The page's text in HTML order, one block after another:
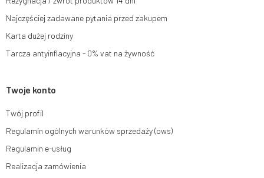
Najczęściej zadawane pytania przed zakupem
Karta dużej rodziny
Tarcza antyinflacyjna - 0% vat na żywność
Twoje konto
Twój profil
Regulamin ogólnych warunków sprzedaży (ows)
Regulamin e-usług
Realizacja zamówienia